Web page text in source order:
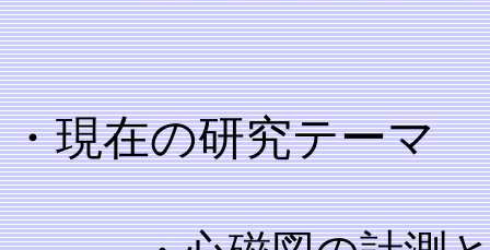
・現在の研究テーマ